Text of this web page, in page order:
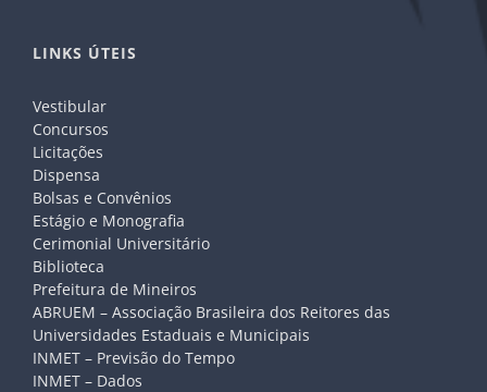
LINKS ÚTEIS
Vestibular
Concursos
Licitações
Dispensa
Bolsas e Convênios
Estágio e Monografia
Cerimonial Universitário
Biblioteca
Prefeitura de Mineiros
ABRUEM – Associação Brasileira dos Reitores das
Universidades Estaduais e Municipais
INMET – Previsão do Tempo
INMET – Dados